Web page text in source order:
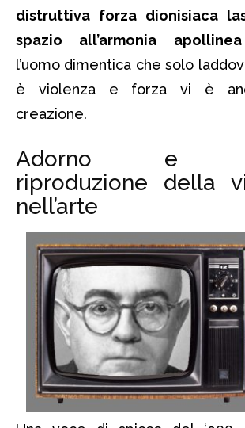
distruttiva forza dionisiaca
spazio all’armonia apollinea
l’uomo dimentica che solo
è violenza e forza vi è
creazione.
Adorno e
riproduzione della
nell’arte